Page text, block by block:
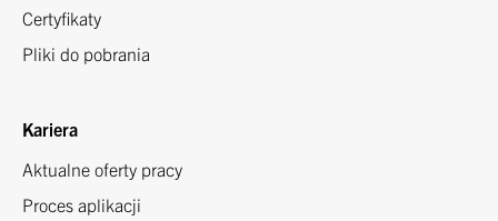
Certyfikaty
Pliki do pobrania
Kariera
Aktualne oferty pracy
Proces aplikacji